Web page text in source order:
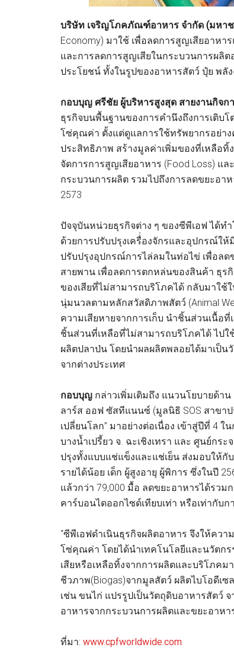
บริษัท เจริญโภคภัณฑ์อาหาร จำกัด (มหา
Economy) มาใช้ เพื่อลดการสูญเสียอาห
และการลดการสูญเสียในกระบวนการผลิ
ประโยชน์ ทั้งในรูปของอาหารสัตว์ ปุ๋ย พลั
กอบบุญ ศรีชัย ผู้บริหารสูงสุด สายงานกิจ
ธุรกิจบนพื้นฐานของการคำนึงถึงการเติบ
โซ่คุณค่า ตั้งแต่ดูแลการใช้ทรัพยากรอย่าง
ประสิทธิภาพ สร้างมูลค่าเพิ่มของที่เหลือทิ้
จัดการการสูญเสียอาหาร (Food Loss) แล
กระบวนการผลิต รวมไปถึงการลดขยะอา
2573
ปัจจุบันหน่วยธุรกิจต่าง ๆ ของซีพีเอฟ ได้ท
ด้วยการปรับปรุงเครื่่องจักรและอุปกรณ์ใ
ปรับปรุงอุปกรณ์การไล่ลมในท่อไข่ เพื่อลด
สายพาน เพื่อลดการตกหล่นของสินค้า ธุร
ของเสียที่ไม่สามารถบริโภคได้ กลับมาใช้
นุ่มนวลตามหลักสวัสดิภาพสัตว์ (Animal
ความเสียหายจากการเก็บ นำชิ้นส่วนเนื้อ
ชิ้นส่วนที่เหลือที่ไม่สามารถบริโภคได้ ไป
ผลิตปลาป่น โดยนำผลผลิตพลอยได้มาเป็
จากต่างประเทศ
กอบบุญ กล่าวเพิ่มเติมถึง แนวนโยบายด้า
ลาร์ส ออฟ ซัสทีแนนซ์ (มูลนิธิ SOS สาขาป
เปลี่ยนโลก” มาอย่างต่อเนื่อง เข้าสู่ปีที่ 4
บางน้ำเปรี้ยว จ. ฉะเชิงเทรา และ ศูนย์ก
ปรุงทั้งแบบแช่แข็งและแช่เย็น ส่งมอบให้กั
รายได้น้อย เด็ก ผู้สูงอายุ ผู้พิการ ซึ่งในปี
แล้วกว่า 79,000 มื้อ ลดขยะอาหารได้รว
คาร์บอนไดออกไซด์เทียบเท่า หรือเท่ากับ
“ซีพีเอฟดำเนินธุรกิจผลิตอาหาร จึงให้คว
โซ่คุณค่า โดยได้นำเทคโนโลยีและนวัตก
เสียหรือเหลือทิ้งจากการผลิตและบริโภค
ชีวภาพ(Biogas)จากมูลสัตว์ ผลิตไบโอดีเ
เช่น ขนไก่ แปรรูปเป็นวัตถุดิบอาหารสัตว์
อาหารจากกระบวนการผลิตและขยะอาหา
ที่มา: www.cpfworldwide.com